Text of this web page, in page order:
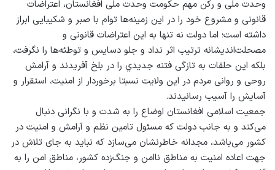
وحدت ملی و رکن مهم حکومت وحدت ملی افغانستان، اعتراضات
قانونی و مشروع خود را در این زمینه‌ها توام با صبر و شکیبایی ابراز
داشته است؛ اما دولت نه تنها به این اعتراضات قانونی و
مصحلت‌اندیشانه ترتیب اثر نداد و جلو دسایس و توطئه‌ها را نگرفت،
بلکه این حلقات به تازگی فتنه جدیدي را در بلخ آفریدند و آرامش
روحی و روانی مردم در این ولایت نسبتا برخوردار از امنیت، استقرار و
آسایش را آسیب رسانیدند.
جمعیت اسلامی افغانستان اوضاع را به شدت و با نگرانی دنبال
می‌کند و به جانب دولت که مسئول تامین نظم و آرامش و امنیت در
کشور می‌باشد، مجدانه خاطرنشان می‌سازد که نباید به جای تلاش در
جهت اعاده امنیت به مناطق ناامن و جنگ‌زده کشور، مناطق امن را به